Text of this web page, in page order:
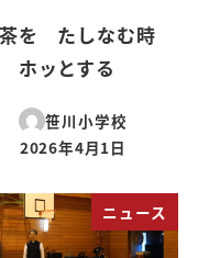
を たしなむ時
ホッとする
笹川小学校
投稿日
2026年4月1日
ニュース